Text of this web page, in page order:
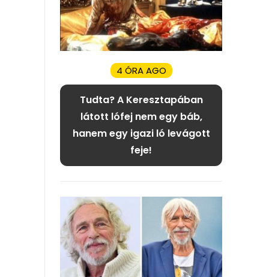
4 ÓRA AGO
Tudta? A Keresztapában
látott lófej nem egy báb,
hanem egy igazi ló levágott
feje!